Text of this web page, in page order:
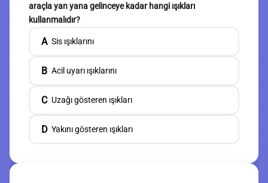
araçla yan yana gelinceye kadar hangi ışıkları
kullanmalıdır?
A Sis ışıklarını
B Acil uyarı ışıklarını
C Uzağı gösteren ışıkları
D Yakını gösteren ışıkları